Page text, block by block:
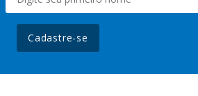
Cadastre-se